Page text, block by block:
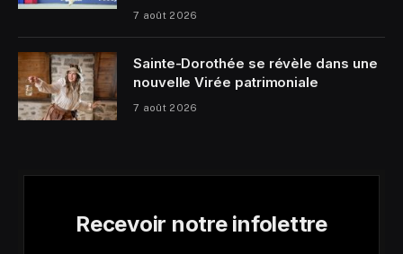
7 août 2026
Sainte-Dorothée se révèle dans une
nouvelle Virée patrimoniale
7 août 2026
Recevoir notre infolettre